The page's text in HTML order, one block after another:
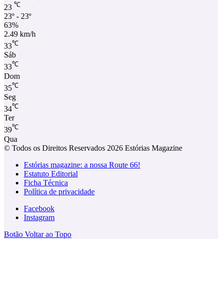
23 ℃
23º - 23º
63%
2.49 km/h
33℃
Sáb
33℃
Dom
35℃
Seg
34℃
Ter
39℃
Qua
© Todos os Direitos Reservados 2026 Estórias Magazine
Estórias magazine: a nossa Route 66!
Estatuto Editorial
Ficha Técnica
Política de privacidade
Facebook
Instagram
Botão Voltar ao Topo